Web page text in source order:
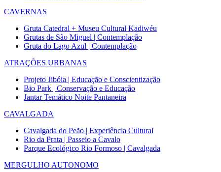
CAVERNAS
Gruta Catedral + Museu Cultural Kadiwéu
Grutas de São Miguel | Contemplação
Gruta do Lago Azul | Contemplação
ATRAÇÕES URBANAS
Projeto Jibóia | Educação e Conscientização
Bio Park | Conservação e Educação
Jantar Temático Noite Pantaneira
CAVALGADA
Cavalgada do Peão | Experiência Cultural
Rio da Prata | Passeio a Cavalo
Parque Ecológico Rio Formoso | Cavalgada
MERGULHO AUTONOMO